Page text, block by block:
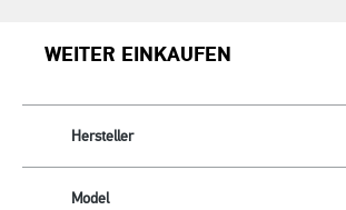
WEITER EINKAUFEN